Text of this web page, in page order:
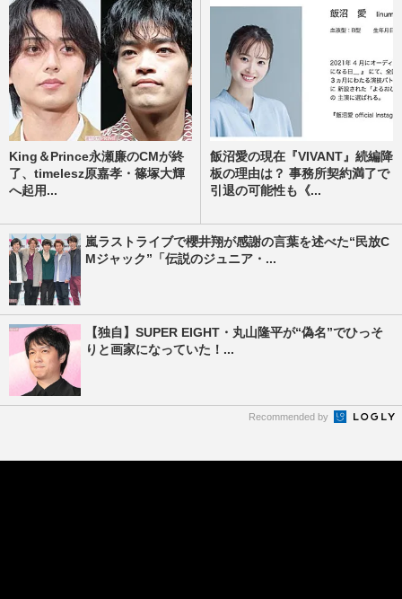
King＆Prince永瀬廉のCMが終
了、timelesz原嘉孝・篠塚大輝
へ起用...
飯沼愛の現在『VIVANT』続編降
板の理由は？ 事務所契約満了で
引退の可能性も《...
嵐ラストライブで櫻井翔が感謝の言葉を述べた“民放C
Mジャック”「伝説のジュニア・...
【独自】SUPER EIGHT・丸山隆平が“偽名”でひっそ
りと画家になっていた！...
Recommended by